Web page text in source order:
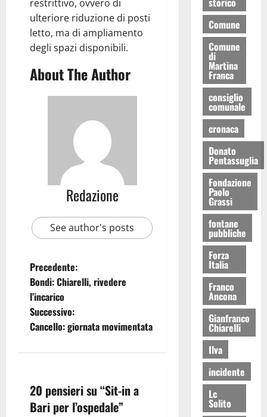
restrittivo, ovvero di
ulteriore riduzione di posti
letto, ma di ampliamento
degli spazi disponibili.
About The Author
Redazione
See author's posts
Precedente:
Bondi: Chiarelli, rivedere
l’incarico
Successivo:
Cancello: giornata movimentata
20 pensieri su “Sit-in a
Bari per l’ospedale”
Comune
Comune
di
Martina
Franca
consiglio
comunale
cronaca
Donato
Pentassuglia
Fondazione
Paolo
Grassi
fontane
pubbliche
Forza
Italia
Franco
Ancona
Gianfranco
Chiarelli
Ilva
incidente
Lc
Solito